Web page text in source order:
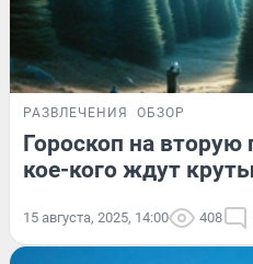
РАЗВЛЕЧЕНИЯ ОБЗОР
Гороскоп на вторую
кое-кого ждут
15 августа, 2025, 14:00 408